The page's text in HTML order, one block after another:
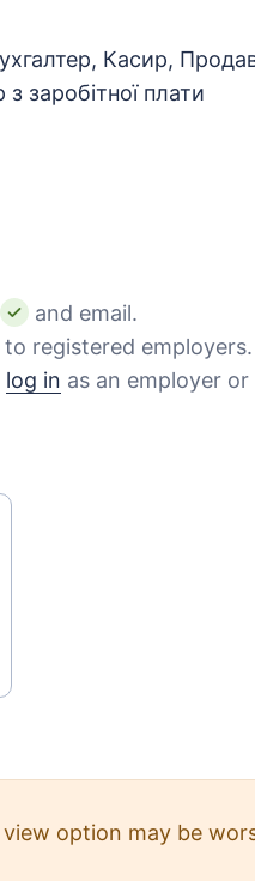
Касир,
заробітної плати
and email.
registered
log in as an employer or
option may be